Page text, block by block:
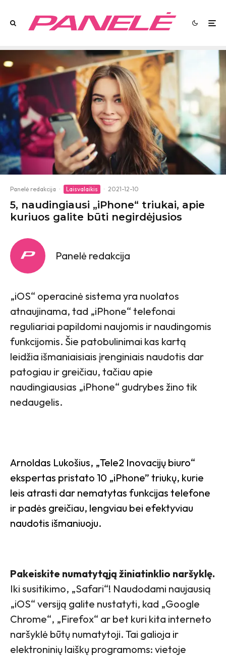
Panelė redakcija · Laisvalaikis · 2021-12-10
5, naudingiausi „iPhone“ triukai, apie
kuriuos galite būti negirdėjusios
Panelė redakcija
„iOS“ operacinė sistema yra nuolatos
atnaujinama, tad „iPhone“ telefonai
reguliariai papildomi naujomis ir naudingomis
funkcijomis. Šie patobulinimai kas kartą
leidžia išmaniaisiais įrenginiais naudotis dar
patogiau ir greičiau, tačiau apie
naudingiausias „iPhone“ gudrybes žino tik
nedaugelis.
Arnoldas Lukošius, „Tele2 Inovacijų biuro“
ekspertas pristato 10 „iPhone” triukų, kurie
leis atrasti dar nematytas funkcijas telefone
ir padės greičiau, lengviau bei efektyviau
naudotis išmaniuoju.
Pakeiskite numatytąją žiniatinklio naršyklę.
Iki susitikimo, „Safari“! Naudodami naujausią
„iOS“ versiją galite nustatyti, kad „Google
Chrome“, „Firefox“ ar bet kuri kita interneto
naršyklė būtų numatytoji. Tai galioja ir
elektroninių laiškų programoms: vietoje